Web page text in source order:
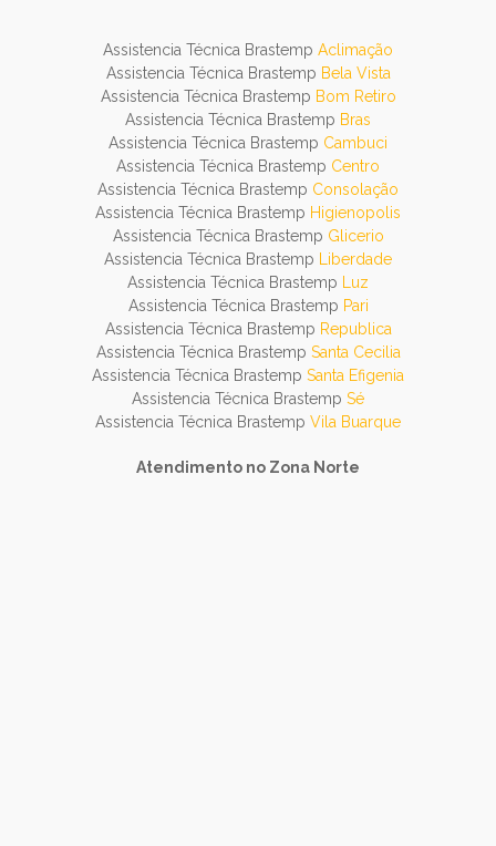
Assistencia Técnica Brastemp Aclimação
Assistencia Técnica Brastemp Bela Vista
Assistencia Técnica Brastemp Bom Retiro
Assistencia Técnica Brastemp Bras
Assistencia Técnica Brastemp Cambuci
Assistencia Técnica Brastemp Centro
Assistencia Técnica Brastemp Consolação
Assistencia Técnica Brastemp Higienopolis
Assistencia Técnica Brastemp Glicerio
Assistencia Técnica Brastemp
Liberdade
Assistencia Técnica Brastemp
Luz
Assistencia Técnica Brastemp Pari
Assistencia Técnica Brastemp Republica
Assistencia Técnica Brastemp Santa Cecilia
Assistencia Técnica Brastemp Santa Efigenia
Assistencia Técnica Brastemp Sé
Assistencia Técnica Brastemp Vila Buarque
Atendimento no Zona Norte